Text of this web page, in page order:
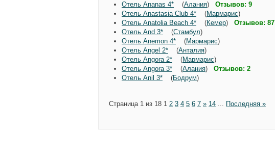
Отель Ananas 4* (Алания) Отзывов: 9
Отель Anastasia Club 4* (Мармарис)
Отель Anatolia Beach 4* (Кемер) Отзывов: 87
Отель And 3* (Стамбул)
Отель Anemon 4* (Мармарис)
Отель Angel 2* (Анталия)
Отель Angora 2* (Мармарис)
Отель Angora 3* (Алания) Отзывов: 2
Отель Anil 3* (Бодрум)
Страница 1 из 18 1 2 3 4 5 6 7 » 14 ... Последняя »